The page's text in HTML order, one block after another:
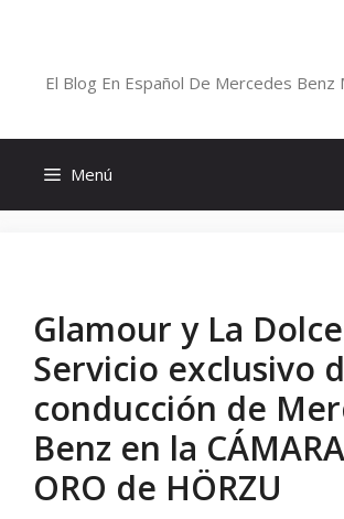
El Blog En Español De Mercedes Benz
Menú
Glamour y La
Servicio exclusivo
conducción de
Benz en la
ORO de HÖRZU